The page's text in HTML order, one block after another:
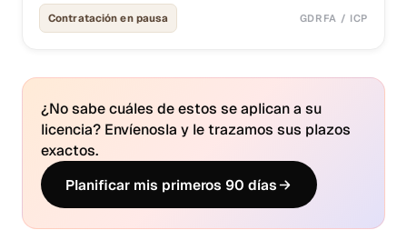
Contratación en pausa GDRFA / ICP
¿No sabe cuáles de estos se aplican a su
licencia? Envíenosla y le trazamos sus plazos
exactos.
Planificar mis primeros 90 días